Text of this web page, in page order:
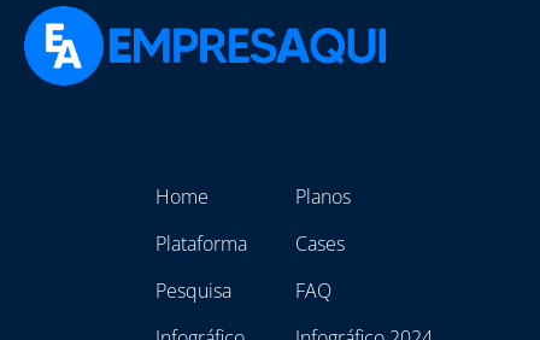
Home
Plataforma
Pesquisa
Planos
Cases
FAQ